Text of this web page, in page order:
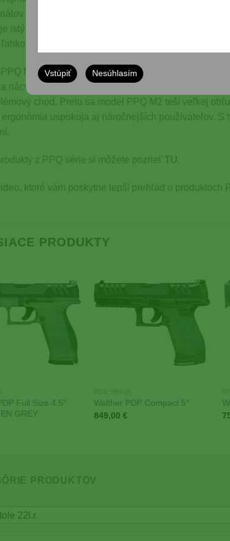
Pištoľ reaguje rýchlo a presne, čím
istý a pohodlný úchop, čo ocení každý používateľ.
osvojí aj menej skúsený strelec.
M2 22lr sa tak stáva spoľahlivým partnerom
nácvik streľby, športové súťaže i rekreačné
chod. Preto sa model PPQ M2 teší veľkej
uspokoja aj náročnejších používateľov.
z PPQ série si môžete pozrieť TU .
ktoré vám poskytne lepší prehľad o produktoch
PRODUKTY
Add to
Wishlist
Full Size 4.5″
GREY
Add to
Wishlist
Walther PDP Compact 5″
849,00 €
PRODUKTOV
22l.r.
Vstúpiť Nesúhlasím